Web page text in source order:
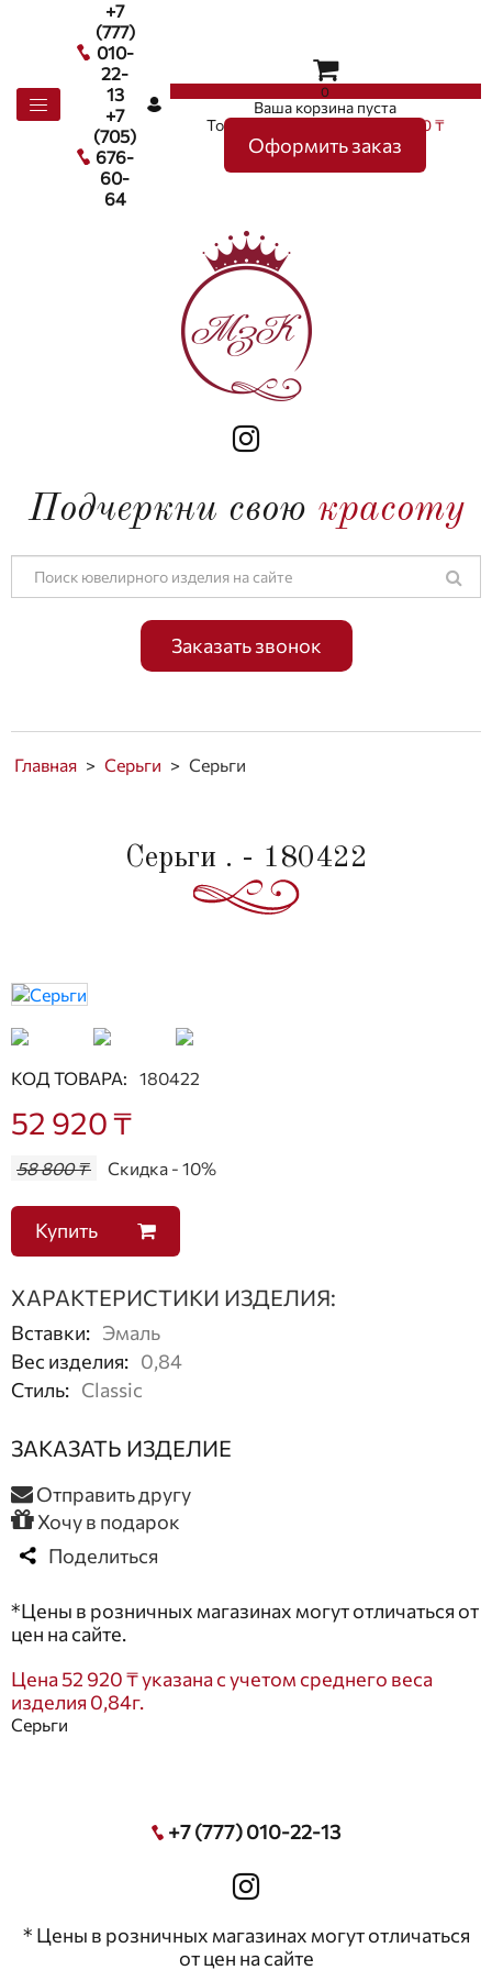
+7
(777)
010-
22-
13
+7
(705)
676-
60-
64
0
Ваша корзина пуста
Товаров в корзине
на сумму0 ₸
Оформить заказ
Подчеркни свою красоту
Заказать звонок
Главная > Серьги > Серьги
Серьги . - 180422
КОД ТОВАРА: 180422
52 920 ₸
58 800 ₸ Скидка - 10%
Купить
ХАРАКТЕРИСТИКИ ИЗДЕЛИЯ:
Вставки: Эмаль
Вес изделия: 0,84
Стиль: Classic
ЗАКАЗАТЬ ИЗДЕЛИЕ
Отправить другу
Хочу в подарок
Поделиться
*Цены в розничных магазинах могут отличаться от
цен на сайте.
Цена 52 920 ₸ указана с учетом среднего веса
изделия 0,84г.
Серьги
+7 (777) 010-22-13
* Цены в розничных магазинах могут отличаться
от цен на сайте